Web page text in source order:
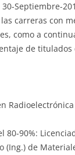
Septiembre-
carreras con
como a
de
80-90%:
(Ing.) de